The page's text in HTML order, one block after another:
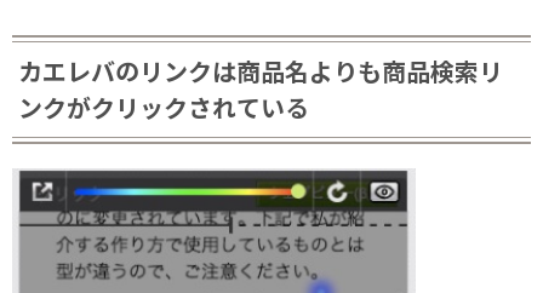
カエレバのリンクは商品名よりも商品検索リ
ンクがクリックされている